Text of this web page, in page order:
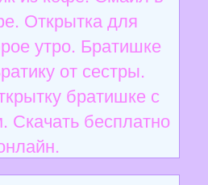
Открытка для
утро. Братишке
от сестры.
братишке с
Скачать бесплатно